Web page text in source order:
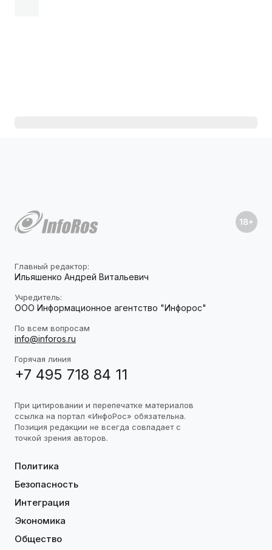
Главный редактор:
Ильяшенко Андрей Витальевич
Учредитель:
ООО Информационное агентство "Инфорос"
По всем вопросам
info@inforos.ru
Горячая линия
+7 495 718 84 11
При цитировании и перепечатке материалов
ссылка на портал «ИнфоРос» обязательна.
Позиция редакции не всегда совпадает с
точкой зрения авторов.
Политика
Безопасность
Интеграция
Экономика
Общество